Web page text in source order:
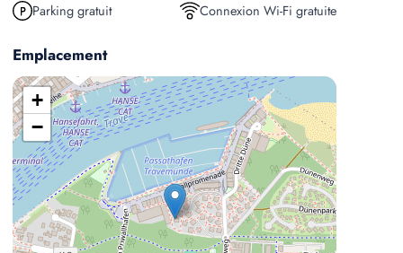
Parking gratuit Connexion Wi-Fi gratuite
Emplacement
+
−